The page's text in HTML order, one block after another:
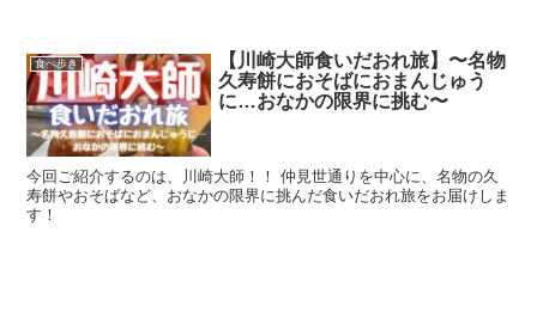
食べ歩き
【川崎大師食いだおれ旅】〜名物
久寿餅におそばにおまんじゅう
に…おなかの限界に挑む〜
今回ご紹介するのは、川崎大師！！ 仲見世通りを中心に、名物の久
寿餅やおそばなど、おなかの限界に挑んだ食いだおれ旅をお届けしま
す！